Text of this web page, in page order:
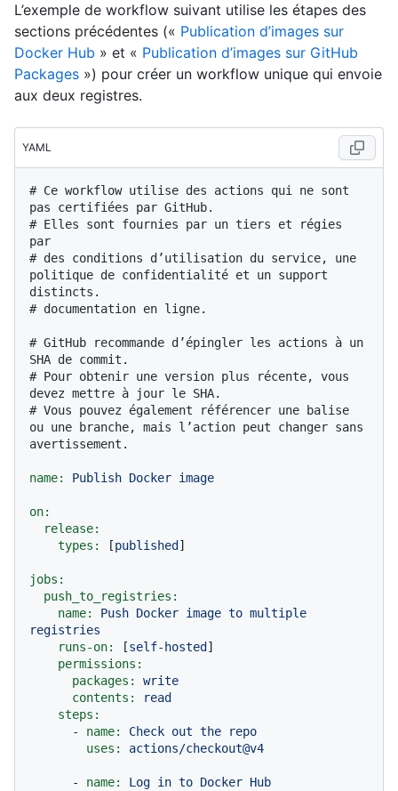
L’exemple de workflow suivant utilise les étapes des
sections précédentes (« Publication d’images sur
Docker Hub » et « Publication d’images sur GitHub
Packages ») pour créer un workflow unique qui envoie
aux deux registres.
YAML
# Ce workflow utilise des actions qui ne sont
pas certifiées par GitHub.
# Elles sont fournies par un tiers et régies
par
# des conditions d’utilisation du service, une
politique de confidentialité et un support
distincts.
# documentation en ligne.
# GitHub recommande d’épingler les actions à un
SHA de commit.
# Pour obtenir une version plus récente, vous
devez mettre à jour le SHA.
# Vous pouvez également référencer une balise
ou une branche, mais l’action peut changer sans
avertissement.
name: Publish Docker image
on:
release:
types:
[published ]
jobs:
push_to_registries:
name:
Push Docker image to multiple
registries
runs-on:
[self-hosted ]
permissions:
packages:
write
contents:
read
steps:
-
name: Check out the
repo
uses:
actions/checkout@v4
- name: Log in to Docker Hub